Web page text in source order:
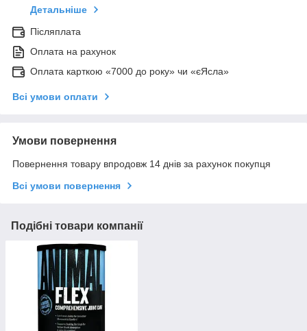
Детальніше
Післяплата
Оплата на рахунок
Оплата карткою «7000 до року» чи «єЯсла»
Всі умови оплати
Умови повернення
Повернення товару впродовж 14 днів за рахунок покупця
Всі умови повернення
Подібні товари компанії